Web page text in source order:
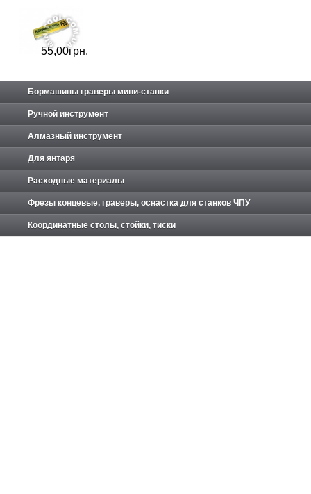
55,00грн.
Бормашины граверы мини-станки
Ручной инструмент
Алмазный инструмент
Для янтаря
Расходные материалы
Фрезы концевые, граверы, оснастка для станков ЧПУ
Координатные столы, стойки, тиски